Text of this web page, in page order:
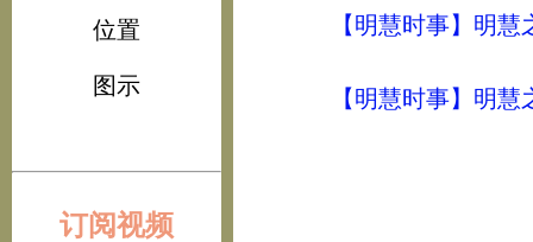
位置
图示
订阅视频
【明慧时事】明
【明慧时事】明